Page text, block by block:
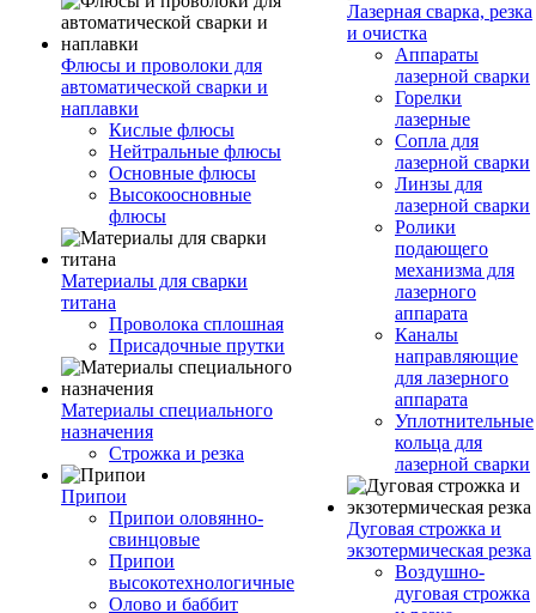
Флюсы и проволоки для
автоматической сварки и
наплавки
Кислые флюсы
Нейтральные флюсы
Основные флюсы
Высокоосновные
флюсы
Материалы для сварки
титана
Проволока сплошная
Присадочные прутки
Материалы специального
назначения
Строжка и резка
Припои
Припои оловянно-
свинцовые
Припои
высокотехнологичные
Олово и баббит
Лазерная сварка, резка
и очистка
Аппараты
лазерной сварки
Горелки
лазерные
Сопла для
лазерной сварки
Линзы для
лазерной сварки
Ролики
подающего
механизма для
лазерного
аппарата
Каналы
направляющие
для лазерного
аппарата
Уплотнительные
кольца для
лазерной сварки
Дуговая строжка и
экзотермическая резка
Воздушно-
дуговая строжка